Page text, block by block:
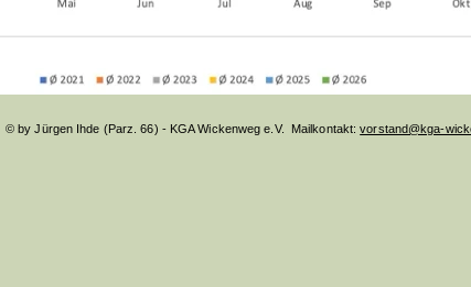
© by Jürgen Ihde (Parz. 66) - KGA Wickenweg e.V. Mailkontakt:vorstand@kga-